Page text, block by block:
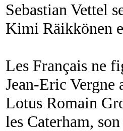
Sebastian Vettel
Kimi Räikkönen
Les Français ne
Jean-Eric Vergne
Lotus Romain
les Caterham,